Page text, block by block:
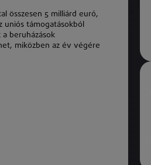
összesen 5 milliárd euró,
támogatásokból
beruházások
miközben az év végére